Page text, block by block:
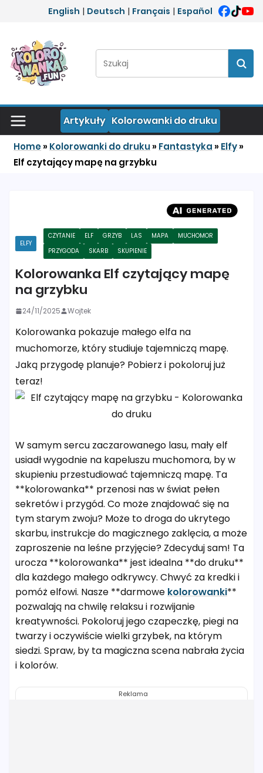
Przejdź do treści
English | Deutsch | Français | Español
Szukaj:
Artykuły Kolorowanki do druku
Home» Kolorowanki do druku» Fantastyka » Elfy»
Elf czytający mapę na grzybku
ELFY
CZYTANIE ELF GRZYB LAS MAPA
MUCHOMOR
PRZYGODA
SKARB SKUPIENIE
Kolorowanka Elf czytający mapę
na grzybku
24/11/2025 Wojtek
Kolorowanka pokazuje małego elfa na
muchomorze, który studiuje tajemniczą mapę.
Jaką przygodę planuje? Pobierz i pokoloruj już
teraz!
W samym sercu zaczarowanego lasu, mały elf
usiadł wygodnie na kapeluszu muchomora, by w
skupieniu przestudiować tajemniczą mapę. Ta
**kolorowanka** przenosi nas w świat pełen
sekretów i przygód. Co może znajdować się na
tym starym zwoju? Może to droga do ukrytego
skarbu, instrukcje do magicznego zaklęcia, a może
zaproszenie na leśne przyjęcie? Zdecyduj sam! Ta
urocza **kolorowanka** jest idealna **do druku**
dla każdego małego odkrywcy. Chwyć za kredki i
pomóż elfowi. Nasze **darmowe kolorowanki**
pozwalają na chwilę relaksu i rozwijanie
kreatywności. Pokoloruj jego czapeczkę, piegi na
twarzy i oczywiście wielki grzybek, na którym
siedzi. Spraw, by ta magiczna scena nabrała życia
i kolorów.
Reklama